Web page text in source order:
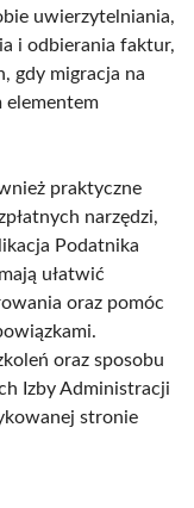
uwierzytelniania,
i odbierania faktur,
gdy migracja na
elementem
praktyczne
narzędzi,
Podatnika
ułatwić
oraz pomóc
oraz sposobu
Izby Administracji
stronie